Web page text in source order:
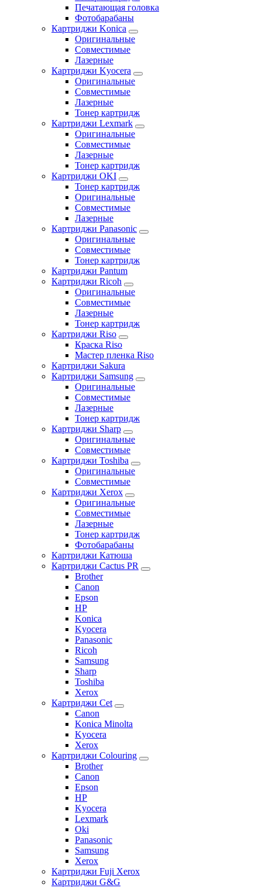
Печатающая головка
Фотобарабаны
Картриджи Konica
Оригинальные
Совместимые
Лазерные
Картриджи Kyocera
Оригинальные
Совместимые
Лазерные
Тонер картридж
Картриджи Lexmark
Оригинальные
Совместимые
Лазерные
Тонер картридж
Картриджи OKI
Тонер картридж
Оригинальные
Совместимые
Лазерные
Картриджи Panasonic
Оригинальные
Совместимые
Тонер картридж
Картриджи Pantum
Картриджи Ricoh
Оригинальные
Совместимые
Лазерные
Тонер картридж
Картриджи Riso
Краска Riso
Мастер пленка Riso
Картриджи Sakura
Картриджи Samsung
Оригинальные
Совместимые
Лазерные
Тонер картридж
Картриджи Sharp
Оригинальные
Совместимые
Картриджи Toshiba
Оригинальные
Совместимые
Картриджи Xerox
Оригинальные
Совместимые
Лазерные
Тонер картридж
Фотобарабаны
Картриджи Катюша
Картриджи Cactus PR
Brother
Canon
Epson
HP
Konica
Kyocera
Panasonic
Ricoh
Samsung
Sharp
Toshiba
Xerox
Картриджи Cet
Canon
Konica Minolta
Kyocera
Xerox
Картриджи Colouring
Brother
Canon
Epson
HP
Kyocera
Lexmark
Oki
Panasonic
Samsung
Xerox
Картриджи Fuji Xerox
Картриджи G&G